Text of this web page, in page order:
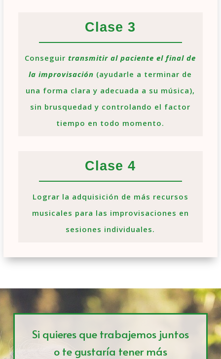
Clase 3
Conseguirtransmitir al paciente el final de
la improvisación (ayudarle a terminar de
una forma clara y adecuada a su música),
sin brusquedad y controlando el factor
tiempo en todo momento.
Clase 4
Lograr la adquisición de más recursos
musicales para las improvisaciones en
sesiones individuales.
Si quieres que trabajemos juntos
o te gustaría tener más